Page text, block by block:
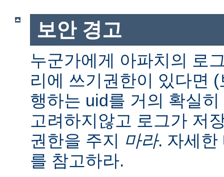
보안 경고
누군가에게 아파치의 로
리에 쓰기권한이 있다면
행하는 uid를 거의 확실
고려하지않고 로그가 저
권한을 주지 마라. 자세
를 참고하라.